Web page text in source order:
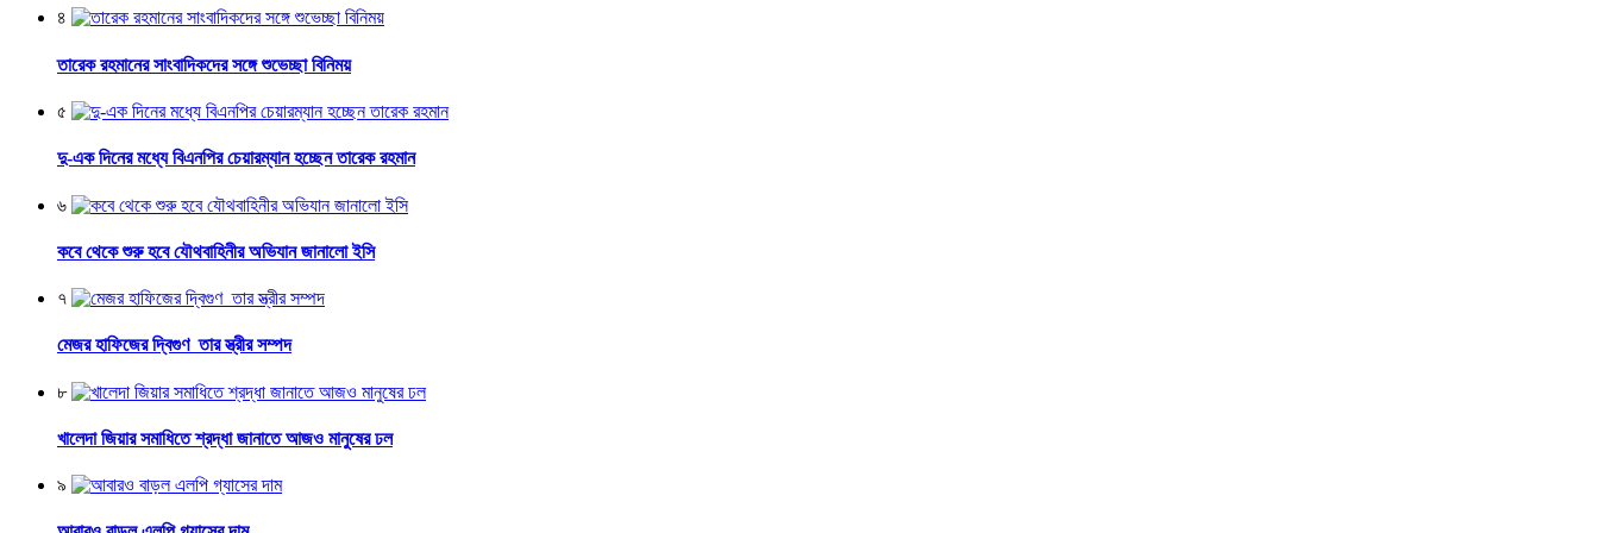
৪
তারেক রহমানের সাংবাদিকদের সঙ্গে শুভেচ্ছা বিনিময়
৫
দু-এক দিনের মধ্যে বিএনপির চেয়ারম্যান হচ্ছেন তারেক রহমান
৬
কবে থেকে শুরু হবে যৌথবাহিনীর অভিযান জানালো ইসি
৭
মেজর হাফিজের দ্বিগুণ তার স্ত্রীর সম্পদ
৮
খালেদা জিয়ার সমাধিতে শ্রদ্ধা জানাতে আজও মানুষের ঢল
৯